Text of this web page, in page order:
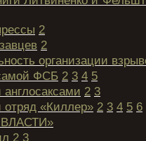
2
2
организации
ФСБ 2 3 4 5
2 3
отряд «Киллер» 2 3 4 5 6
2 3